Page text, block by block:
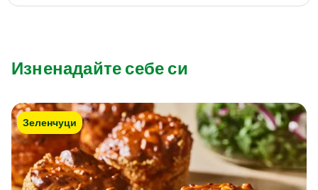
Изненадайте себе си
Зеленчуци